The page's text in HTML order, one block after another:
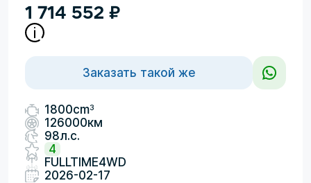
1 714 552 ₽
Заказать такой же
1800cm3
126000км
98л.с.
4
FULLTIME4WD
2026-02-17